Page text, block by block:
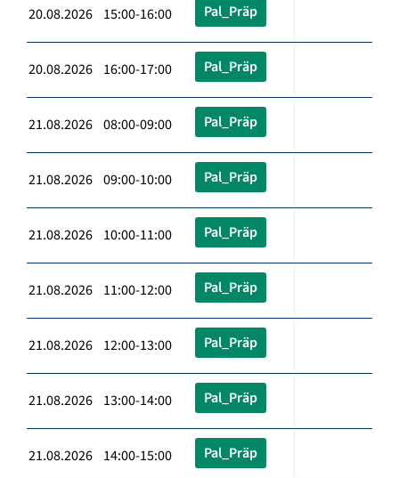
20.08.2026 15:00-16:00 Pal_Präp
20.08.2026 16:00-17:00 Pal_Präp
21.08.2026 08:00-09:00 Pal_Präp
21.08.2026 09:00-10:00 Pal_Präp
21.08.2026 10:00-11:00 Pal_Präp
21.08.2026 11:00-12:00 Pal_Präp
21.08.2026 12:00-13:00 Pal_Präp
21.08.2026 13:00-14:00 Pal_Präp
21.08.2026 14:00-15:00 Pal_Präp